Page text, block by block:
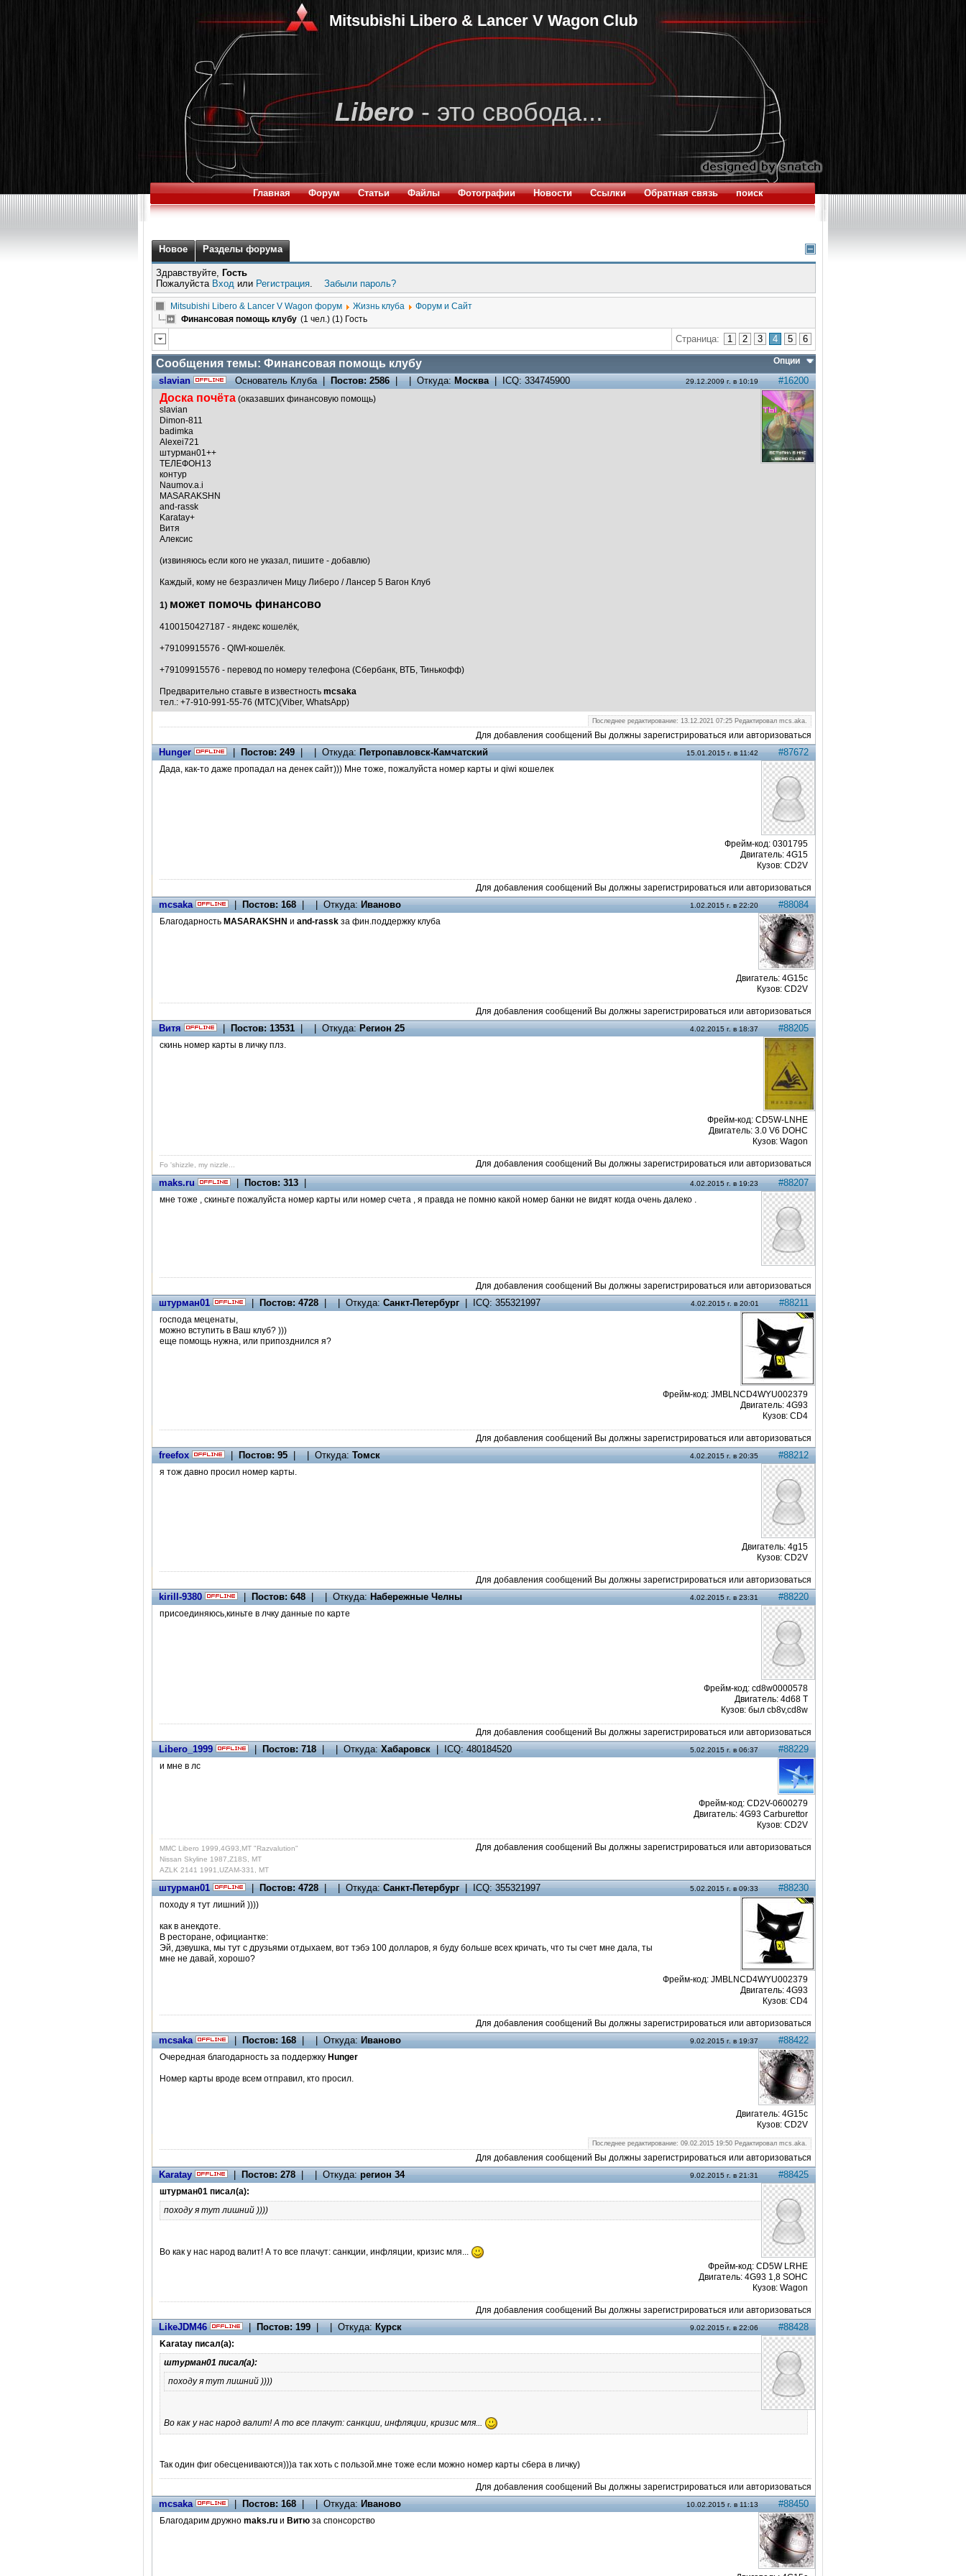
Mitsubishi Libero & Lancer V Wagon Club
Libero - это свобода...
Главная Форум Статьи Файлы Фотографии Новости Ссылки Обратная связь поиск
Новое Разделы форума
Здравствуйте, Гость
Пожалуйста Вход или Регистрация. Забыли пароль?
Mitsubishi Libero & Lancer V Wagon форум Жизнь клуба
Форум и Сайт
Финансовая помощь клубу (1 чел.) (1) Гость
Страница: 1 2 3 4 5 6
Сообщения темы: Финансовая помощь клубу Опции
slavian Основатель Клуба |Постов: 2586| | Откуда:Москва| ICQ: 334745900 29.12.2009 г. в 10:19 #16200
Доска почёта (оказавших финансовую помощь)
slavian
Dimon-811
badimka
Alexei721
штурман01++
ТЕЛЕФОН13
контур
Naumov.a.i
MASARAKSHN
and-rassk
Karatay+
Витя
Алексис
(извиняюсь если кого не указал, пишите - добавлю)
Каждый, кому не безразличен Мицу Либеро / Лансер 5 Вагон Клуб
1) может помочь финансово
4100150427187 - яндекс кошелёк,
+79109915576 - QIWI-кошелёк.
+79109915576 - перевод по номеру телефона (Сбербанк, ВТБ, Тинькофф)
Предварительно ставьте в известность mcsaka
тел.: +7-910-991-55-76 (МТС)(Viber, WhatsApp)
Последнее редактирование: 13.12.2021 07:25 Редактировал mcs.aka.
Для добавления сообщений Вы должны зарегистрироваться или авторизоваться
Hunger |Постов: 249| | Откуда:Петропавловск-Камчатский 15.01.2015 г. в 11:42 #87672
Фрейм-код: 0301795
Двигатель: 4G15
Кузов: CD2V
Дада, как-то даже пропадал на денек сайт))) Мне тоже, пожалуйста номер карты и qiwi кошелек
Для добавления сообщений Вы должны зарегистрироваться или авторизоваться
mcsaka |Постов: 168| | Откуда:Иваново 1.02.2015 г. в 22:20 #88084
Двигатель: 4G15c
Кузов: CD2V
Благодарность MASARAKSHN и and-rassk за фин.поддержку клуба
Для добавления сообщений Вы должны зарегистрироваться или авторизоваться
Витя |Постов: 13531| | Откуда:Регион 25 4.02.2015 г. в 18:37 #88205
Фрейм-код: CD5W-LNHE
Двигатель: 3.0 V6 DOHC
Кузов: Wagon
скинь номер карты в личку плз.
Для добавления сообщений Вы должны зарегистрироваться или авторизоваться
Fo 'shizzle, my nizzle...
maks.ru |Постов: 313| 4.02.2015 г. в 19:23 #88207
мне тоже , скиньте пожалуйста номер карты или номер счета , я правда не помню какой номер банки не видят когда очень далеко .
Для добавления сообщений Вы должны зарегистрироваться или авторизоваться
штурман01 |Постов: 4728| | Откуда:Санкт-Петербург| ICQ: 355321997 4.02.2015 г. в 20:01 #88211
Фрейм-код: JMBLNCD4WYU002379
Двигатель: 4G93
Кузов: CD4
господа меценаты,
можно вступить в Ваш клуб? )))
еще помощь нужна, или припозднился я?
Для добавления сообщений Вы должны зарегистрироваться или авторизоваться
freefox |Постов: 95| | Откуда:Томск 4.02.2015 г. в 20:35 #88212
Двигатель: 4g15
Кузов: CD2V
я тож давно просил номер карты.
Для добавления сообщений Вы должны зарегистрироваться или авторизоваться
kirill-9380 |Постов: 648| | Откуда:Набережные Челны 4.02.2015 г. в 23:31 #88220
Фрейм-код: cd8w0000578
Двигатель: 4d68 T
Кузов: был cb8v,cd8w
присоединяюсь,киньте в лчку данные по карте
Для добавления сообщений Вы должны зарегистрироваться или авторизоваться
Libero_1999 |Постов: 718| | Откуда:Хабаровск| ICQ: 480184520 5.02.2015 г. в 06:37 #88229
Фрейм-код: CD2V-0600279
Двигатель: 4G93 Carburettor
Кузов: CD2V
и мне в лс
Для добавления сообщений Вы должны зарегистрироваться или авторизоваться
MMC Libero 1999,4G93,MT "Razvalution"
Nissan Skyline 1987,Z18S, MT
AZLK 2141 1991,UZAM-331, MT
штурман01 |Постов: 4728| | Откуда:Санкт-Петербург| ICQ: 355321997 5.02.2015 г. в 09:33 #88230
Фрейм-код: JMBLNCD4WYU002379
Двигатель: 4G93
Кузов: CD4
походу я тут лишний ))))
как в анекдоте.
В ресторане, официантке:
Эй, дэвушка, мы тут с друзьями отдыхаем, вот тэбэ 100 долларов, я буду больше всех кричать, что ты счет мне дала, ты
мне не давай, хорошо?
Для добавления сообщений Вы должны зарегистрироваться или авторизоваться
mcsaka |Постов: 168| | Откуда:Иваново 9.02.2015 г. в 19:37 #88422
Двигатель: 4G15c
Кузов: CD2V
Очередная благодарность за поддержку Hunger
Номер карты вроде всем отправил, кто просил.
Последнее редактирование: 09.02.2015 19:50 Редактировал mcs.aka.
Для добавления сообщений Вы должны зарегистрироваться или авторизоваться
Karatay |Постов: 278| | Откуда:регион 34 9.02.2015 г. в 21:31 #88425
Фрейм-код: CD5W LRHE
Двигатель: 4G93 1,8 SOHC
Кузов: Wagon
штурман01 писал(а):
походу я тут лишний ))))
Во как у нас народ валит! А то все плачут: санкции, инфляции, кризис мля...
Для добавления сообщений Вы должны зарегистрироваться или авторизоваться
LikeJDM46 |Постов: 199| | Откуда:Курск 9.02.2015 г. в 22:06 #88428
Karatay писал(а):
штурман01 писал(а):
походу я тут лишний ))))
Во как у нас народ валит! А то все плачут: санкции, инфляции, кризис мля...
Так один фиг обесцениваются)))а так хоть с пользой.мне тоже если можно номер карты сбера в личку)
Для добавления сообщений Вы должны зарегистрироваться или авторизоваться
mcsaka |Постов: 168| | Откуда:Иваново 10.02.2015 г. в 11:13 #88450
Благодарим дружно maks.ru и Витю за спонсорство